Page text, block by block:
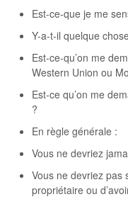
Est-ce-que je me
Y-a-t-il quelque
Est-ce-qu’on me
Western Union ou
Est-ce qu’on me
?
En règle générale :
Vous ne devriez
Vous ne devriez pas
propriétaire ou